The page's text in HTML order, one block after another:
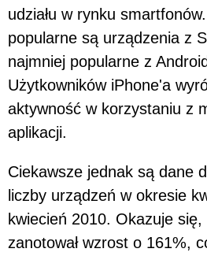
udziału w rynku
popularne są urządzenia z
najmniej popularne z
Użytkowników iPhone'a
aktywność w korzystaniu z
aplikacji.
Ciekawsze jednak są dane
liczby urządzeń w okresie
kwiecień 2010. Okazuje się,
zanotował wzrost o 161%,